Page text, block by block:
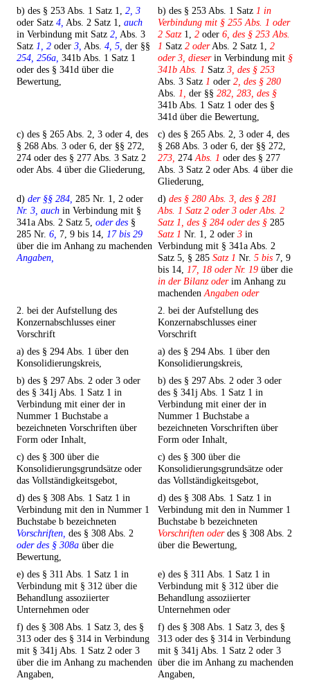
b) des § 253 Abs. 1 Satz 1, 2, 3
oder Satz 4, Abs. 2 Satz 1, auch
in Verbindung mit Satz 2, Abs. 3
Satz 1, 2 oder 3, Abs. 4, 5, der §§
254, 256a, 341b Abs. 1 Satz 1
oder des § 341d über die
Bewertung,
b) des § 253 Abs. 1 Satz 1 in
Verbindung mit § 255 Abs. 1 oder
2 Satz1, 2 oder 6, des § 253 Abs.
1 Satz 2 oderAbs. 2 Satz 1, 2
oder 3, dieserin Verbindung mit §
341b Abs. 1 Satz 3, des § 253
Abs. 3 Satz 1 oder 2, des § 280
Abs. 1, der §§ 282, 283, des §
341b Abs. 1 Satz 1 oder des §
341d über die Bewertung,
c) des § 265 Abs. 2, 3 oder 4, des
§ 268 Abs. 3 oder 6, der §§ 272,
274 oder des § 277 Abs. 3 Satz 2
oder Abs. 4 über die Gliederung,
c) des § 265 Abs. 2, 3 oder 4, des
§ 268 Abs. 3 oder 6, der §§ 272,
273, 274Abs. 1 oder des § 277
Abs. 3 Satz 2 oder Abs. 4 über die
Gliederung,
d) der §§ 284, 285 Nr. 1, 2 oder
Nr. 3, auch in Verbindung mit §
341a Abs. 2 Satz 5, oder des §
285 Nr. 6, 7, 9 bis 14, 17 bis 29
über die im Anhang zu machenden
Angaben,
d) des § 280 Abs. 3, des § 281
Abs. 1 Satz 2 oder 3 oder Abs. 2
Satz 1, des § 284 oder des § 285
Satz 1 Nr. 1, 2 oder 3 in
Verbindung mit § 341a Abs. 2
Satz 5, § 285 Satz 1 Nr. 5 bis 7, 9
bis 14, 17, 18 oder Nr. 19 über die
in der Bilanz oderim Anhang zu
machendenAngaben oder
2. bei der Aufstellung des
Konzernabschlusses einer
Vorschrift
2. bei der Aufstellung des
Konzernabschlusses einer
Vorschrift
a) des § 294 Abs. 1 über den
Konsolidierungskreis,
a) des § 294 Abs. 1 über den
Konsolidierungskreis,
b) des § 297 Abs. 2 oder 3 oder
des § 341j Abs. 1 Satz 1 in
Verbindung mit einer der in
Nummer 1 Buchstabe a
bezeichneten Vorschriften über
Form oder Inhalt,
b) des § 297 Abs. 2 oder 3 oder
des § 341j Abs. 1 Satz 1 in
Verbindung mit einer der in
Nummer 1 Buchstabe a
bezeichneten Vorschriften über
Form oder Inhalt,
c) des § 300 über die
Konsolidierungsgrundsätze oder
das Vollständigkeitsgebot,
c) des § 300 über die
Konsolidierungsgrundsätze oder
das Vollständigkeitsgebot,
d) des § 308 Abs. 1 Satz 1 in
Verbindung mit den in Nummer 1
Buchstabe b bezeichneten
Vorschriften, des § 308 Abs. 2
oder des § 308a über die
Bewertung,
d) des § 308 Abs. 1 Satz 1 in
Verbindung mit den in Nummer 1
Buchstabe b bezeichneten
Vorschriften oderdes § 308 Abs. 2
über die Bewertung,
e) des § 311 Abs. 1 Satz 1 in
Verbindung mit § 312 über die
Behandlung assoziierter
Unternehmen oder
e) des § 311 Abs. 1 Satz 1 in
Verbindung mit § 312 über die
Behandlung assoziierter
Unternehmen oder
f) des § 308 Abs. 1 Satz 3, des §
313 oder des § 314 in Verbindung
mit § 341j Abs. 1 Satz 2 oder 3
über die im Anhang zu machenden
Angaben,
f) des § 308 Abs. 1 Satz 3, des §
313 oder des § 314 in Verbindung
mit § 341j Abs. 1 Satz 2 oder 3
über die im Anhang zu machenden
Angaben,